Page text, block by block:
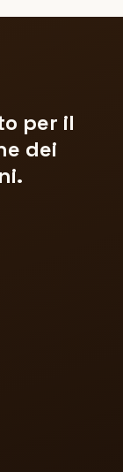
per il
dei